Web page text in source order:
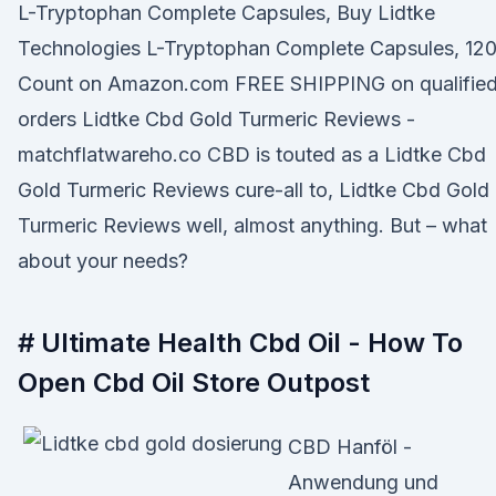
L-Tryptophan Complete Capsules, Buy Lidtke
Technologies L-Tryptophan Complete Capsules, 120
Count on Amazon.com FREE SHIPPING on
orders Lidtke Cbd Gold Turmeric Reviews -
matchflatwareho.co CBD is touted as a Lidtke Cbd
Gold Turmeric Reviews cure-all to, Lidtke Cbd Gold
Turmeric Reviews well, almost anything. But – what
about your needs?
# Ultimate Health Cbd Oil - How To
Open Cbd Oil Store Outpost
CBD Hanföl -
Anwendung und